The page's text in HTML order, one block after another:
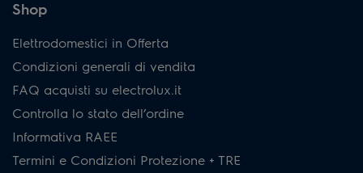
Shop
Elettrodomestici in Offerta
Condizioni generali di vendita
FAQ acquisti su electrolux.it
Controlla lo stato dell’ordine
Informativa RAEE
Termini e Condizioni Protezione + TRE